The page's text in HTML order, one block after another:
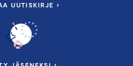
UUTISKIRJE ›